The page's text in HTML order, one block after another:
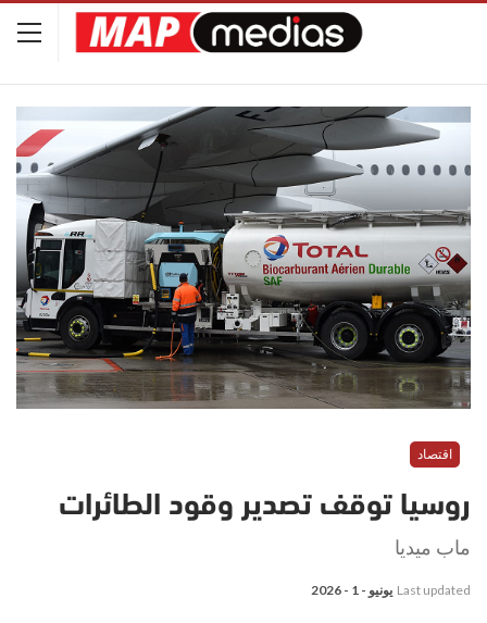
اقتصاد
روسيا توقف تصدير وقود الطائرات
ماب ميديا
Last updated يونيو - 1 - 2026